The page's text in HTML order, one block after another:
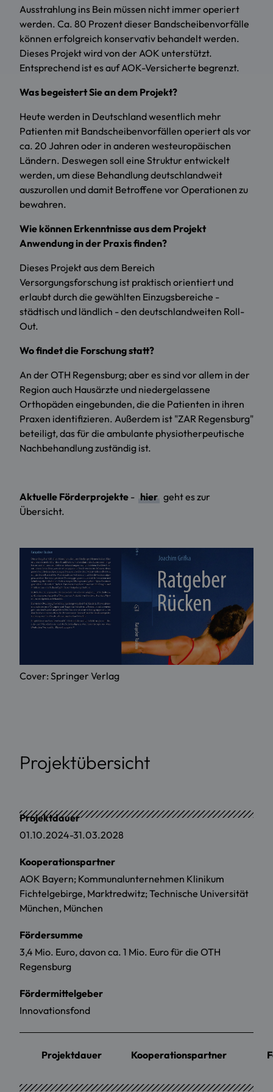
Ausstrahlung ins Bein müssen nicht immer operiert
werden. Ca. 80 Prozent dieser Bandscheibenvorfälle
können erfolgreich konservativ behandelt werden.
Dieses Projekt wird von der AOK unterstützt.
Entsprechend ist es auf AOK-Versicherte begrenzt.
Was begeistert Sie an dem Projekt?
Heute werden in Deutschland wesentlich mehr
Patienten mit Bandscheibenvorfällen operiert als vor
ca. 20 Jahren oder in anderen westeuropäischen
Ländern. Deswegen soll eine Struktur entwickelt
werden, um diese Behandlung deutschlandweit
auszurollen und damit Betroffene vor Operationen zu
bewahren.
Wie können Erkenntnisse aus dem Projekt
Anwendung in der Praxis finden?
Dieses Projekt aus dem Bereich
Versorgungsforschung ist praktisch orientiert und
erlaubt durch die gewählten Einzugsbereiche -
städtisch und ländlich - den deutschlandweiten Roll-
Out.
Wo findet die Forschung statt?
An der OTH Regensburg; aber es sind vor allem in der
Region auch Hausärzte und niedergelassene
Orthopäden eingebunden, die die Patienten in ihren
Praxen identifizieren. Außerdem ist "ZAR Regensburg"
beteiligt, das für die ambulante physiotherpeutische
Nachbehandlung zuständig ist.
Aktuelle Förderprojekte - hier geht es zur
Übersicht.
Cover: Springer Verlag
Projektübersicht
Projektdauer
01.10.2024-31.03.2028
Kooperationspartner
AOK Bayern; Kommunalunternehmen Klinikum
Fichtelgebirge, Marktredwitz; Technische Universität
München, München
Fördersumme
3,4 Mio. Euro, davon ca. 1 Mio. Euro für die OTH
Regensburg
Fördermittelgeber
Innovationsfond
Projektdauer Kooperationspartner